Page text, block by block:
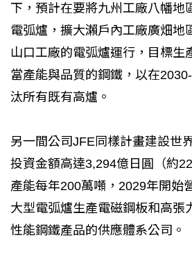
下，預計在要將九州工廠八幡地
電弧爐，擴大瀨戶內工廠廣畑地
山口工廠的電弧爐運行，目標生
當產能與品質的鋼鐵，以在
汰所有既有高爐。
另一間公司JFE同樣計畫建設世
投資金額高達3,294億日圓（約
產能每年200萬噸，2029年開始
大型電弧爐生產電磁鋼板和高張
性能鋼鐵產品的供應體系公司。